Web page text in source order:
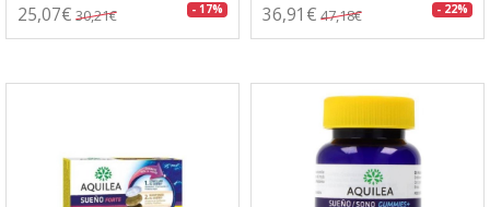
25,07€ 30,21€ - 17% 36,91€ 47,18€ - 22%